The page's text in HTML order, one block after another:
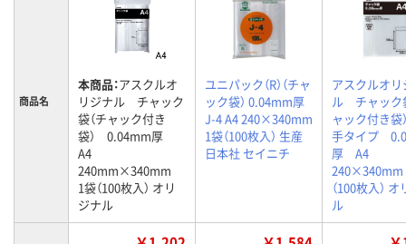
商品名
本商品：アスクルオ
リジナル チャック
袋（チャック付き
袋） 0.04mm厚
A4
240mm×340mm
1袋（100枚入） オリ
ジナル
ユニパック（R）（チャ
ック袋） 0.04mm厚
J-4 A4 240×340mm
1袋（100枚入） 生産
日本社 セイニチ
アスクルオリ
ル チャック
ャック付き
手タイプ
厚 A4
（100枚入）
ル